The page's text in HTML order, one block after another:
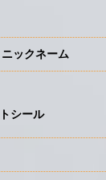
ックネーム
シール